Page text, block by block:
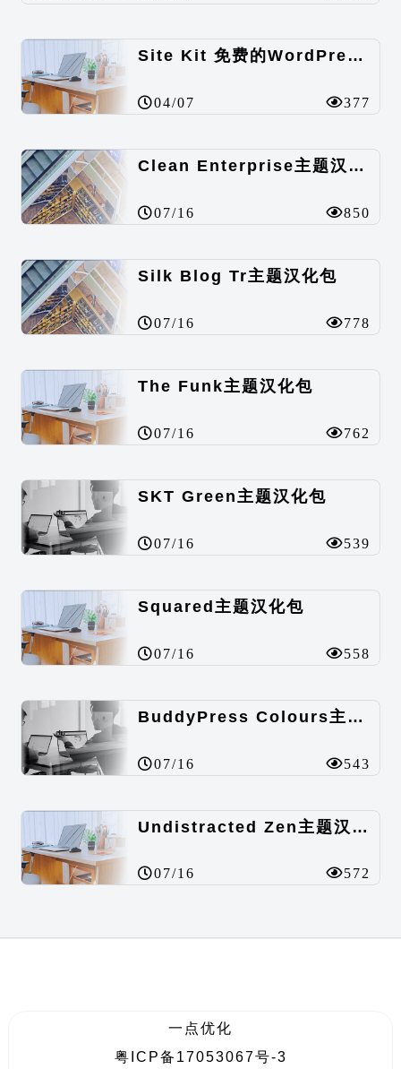
Site Kit 免费的WordPress数据统计插件
04/07 377
Clean Enterprise主题汉化包
07/16 850
Silk Blog Tr主题汉化包
07/16 778
The Funk主题汉化包
07/16 762
SKT Green主题汉化包
07/16 539
Squared主题汉化包
07/16 558
BuddyPress Colours主题汉化包
07/16 543
Undistracted Zen主题汉化包
07/16 572
一点优化
粤ICP备17053067号-3